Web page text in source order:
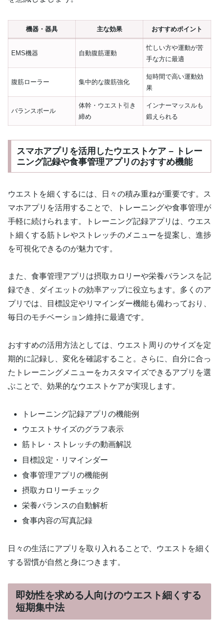
機器・器具 主な効果 おすすめポイント
EMS機器 自動腹筋運動
忙しい方や運動が苦
手な方に最適
腹筋ローラー 集中的な腹筋強化
短時間で高い運動効
果
バランスボール
体幹・ウエスト引き
締め
インナーマッスルも
鍛えられる
スマホアプリを活用したウエストケア – トレー
ニング記録や食事管理アプリのおすすめ機能
ウエストを細くするには、日々の積み重ねが重要です。ス
マホアプリを活用することで、トレーニングや食事管理が
手軽に続けられます。トレーニング記録アプリは、ウエス
ト細くする筋トレやストレッチのメニューを提案し、進捗
を可視化できるのが魅力です。
また、食事管理アプリは摂取カロリーや栄養バランスを記
録でき、ダイエットの効率アップに役立ちます。多くのア
プリでは、目標設定やリマインダー機能も備わっており、
毎日のモチベーション維持に最適です。
おすすめの活用方法としては、ウエスト周りのサイズを定
期的に記録し、変化を確認すること。さらに、自分に合っ
たトレーニングメニューをカスタマイズできるアプリを選
ぶことで、効果的なウエストケアが実現します。
トレーニング記録アプリの機能例
ウエストサイズのグラフ表示
筋トレ・ストレッチの動画解説
目標設定・リマインダー
食事管理アプリの機能例
摂取カロリーチェック
栄養バランスの自動解析
食事内容の写真記録
日々の生活にアプリを取り入れることで、ウエストを細く
する習慣が自然と身につきます。
即効性を求める人向けのウエスト細くする
短期集中法